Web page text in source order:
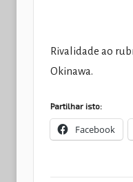
Rivalidade ao
Okinawa.
Partilhar isto:
Facebook